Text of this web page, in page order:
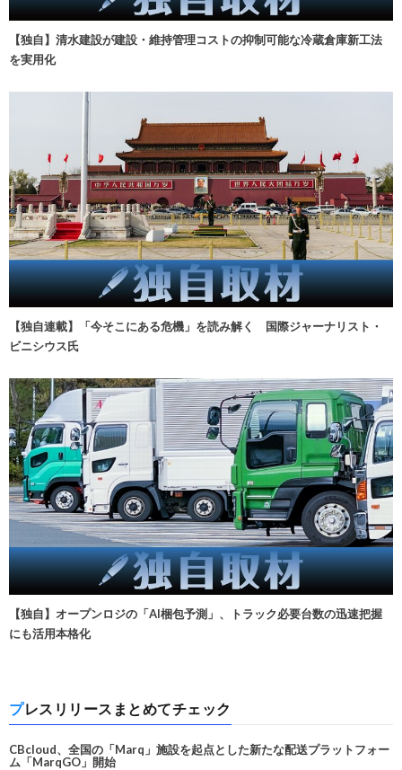
【独自】清水建設が建設・維持管理コストの抑制可能な冷蔵倉庫新工法
を実用化
【独自連載】「今そこにある危機」を読み解く 国際ジャーナリスト・
ビニシウス氏
【独自】オープンロジの「AI梱包予測」、トラック必要台数の迅速把握
にも活用本格化
プレスリリースまとめてチェック
CBcloud、全国の「Marq」施設を起点とした新たな配送プラットフォー
ム「MarqGO」開始